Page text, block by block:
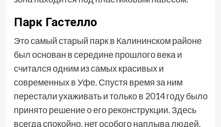
Парк Гастелло
Это самый старый парк в Калининском районе
был основан в середине прошлого века и
считался одним из самых красивых и
современных в Уфе. Спустя время за ним
перестали ухаживать и только в 2014 году было
принято решение о его реконструкции. Здесь
всегда спокойно, нет особого наплыва людей,